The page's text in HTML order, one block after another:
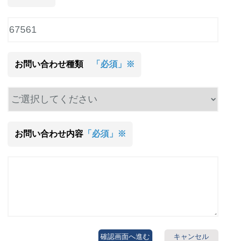
お問い合わせ種類 「必須」※
お問い合わせ内容「必須」※
キャンセル
確認画面へ進む